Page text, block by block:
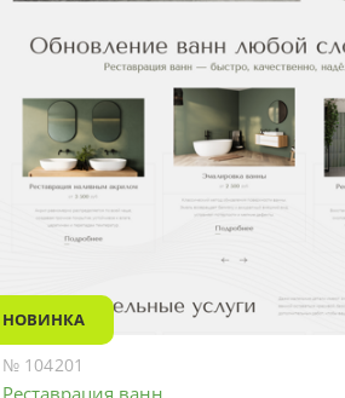
НОВИНКА
№ 104201
Реставрация ванн